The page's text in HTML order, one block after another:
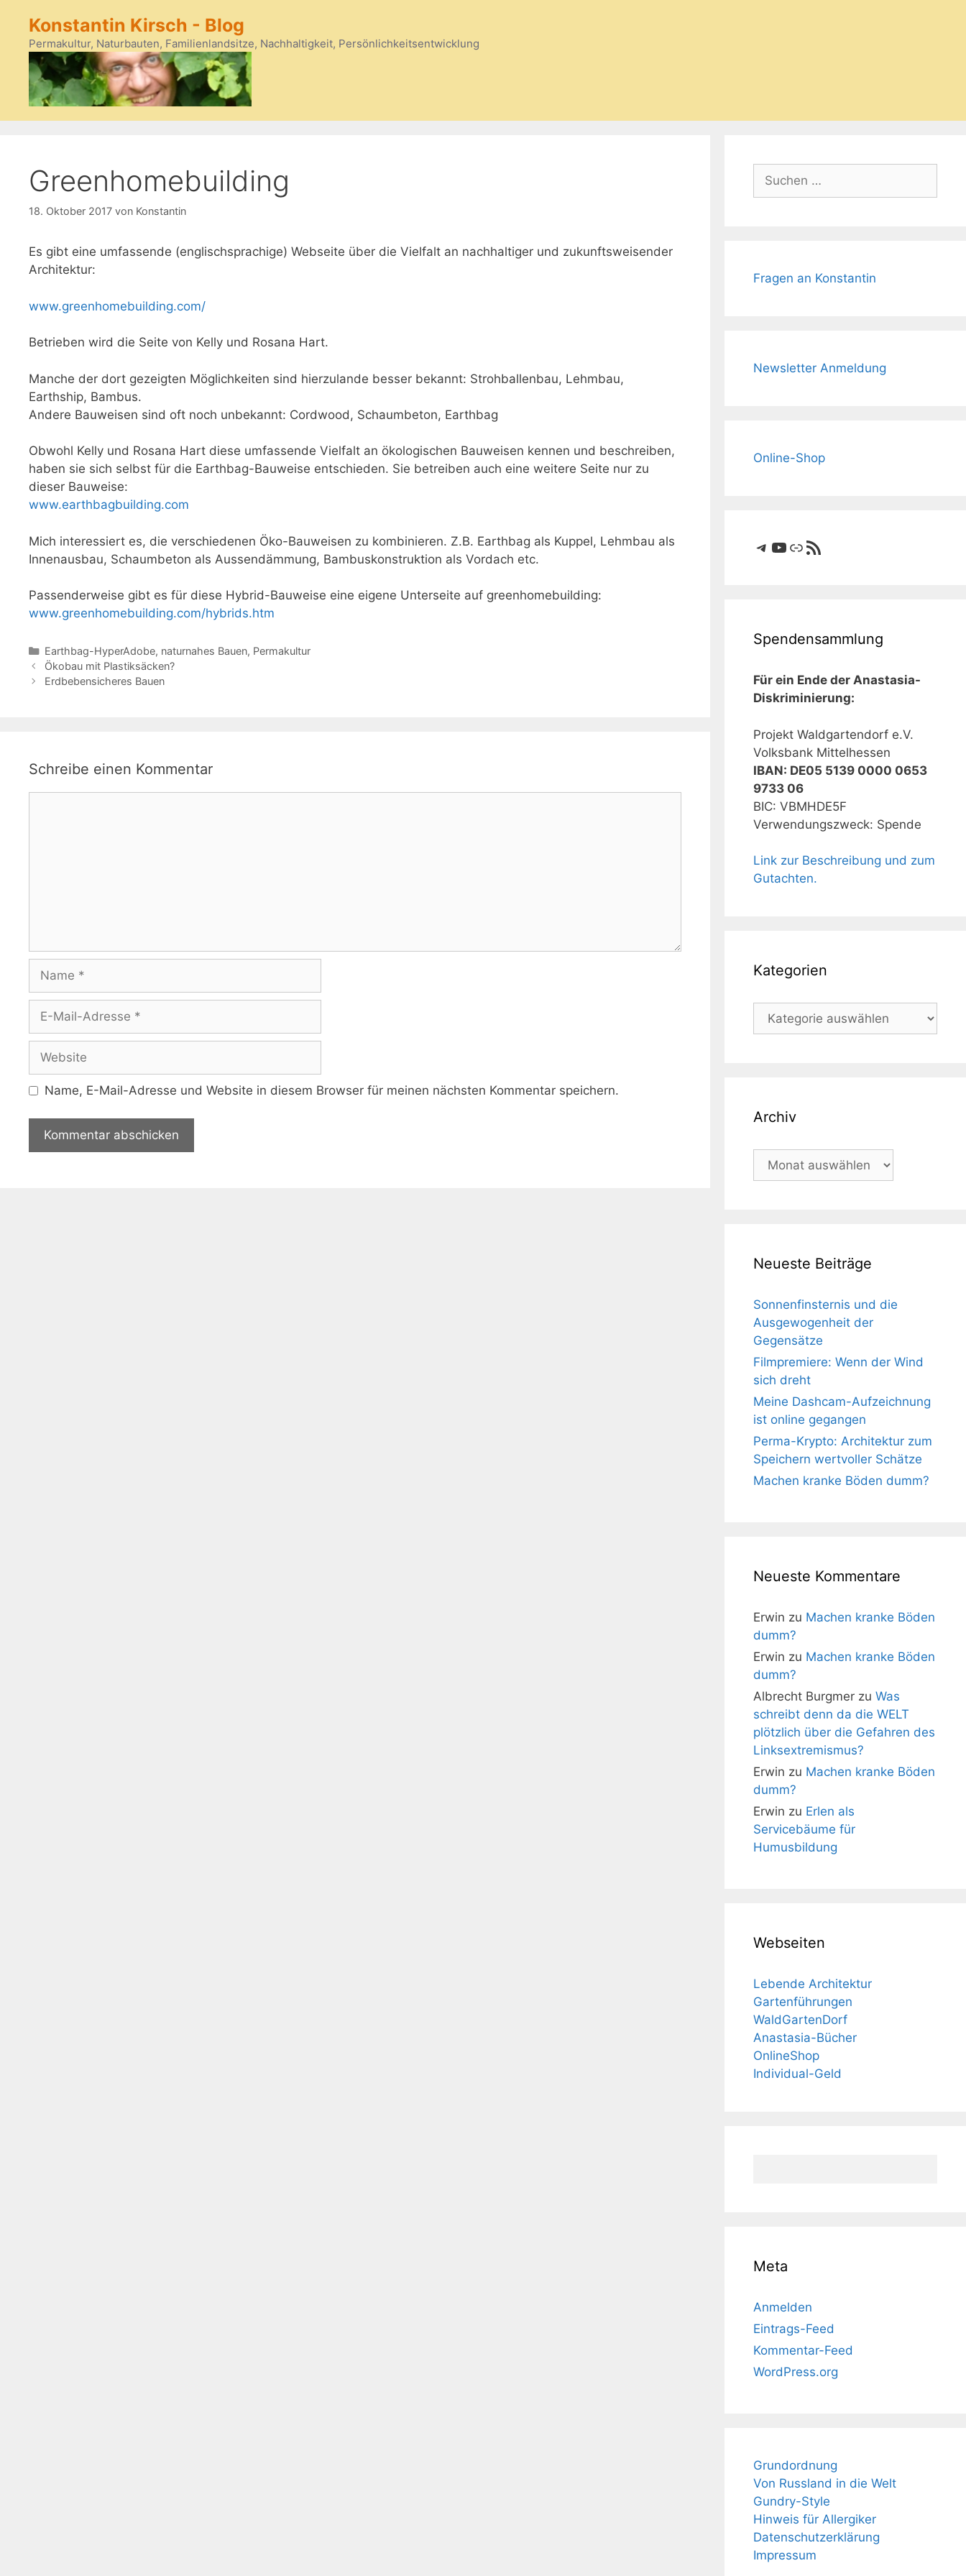
springen
Konstantin Kirsch - Blog
Permakultur, Naturbauten, Familienlandsitze, Nachhaltigkeit, Persönlichkeitsentwicklung
Greenhomebuilding
18. Oktober 2017 von Konstantin
Es gibt eine umfassende (englischsprachige) Webseite über die Vielfalt an nachhaltiger und zukunftsweisender
Architektur:
www.greenhomebuilding.com/
Betrieben wird die Seite von Kelly und Rosana Hart.
Manche der dort gezeigten Möglichkeiten sind hierzulande besser bekannt: Strohballenbau, Lehmbau,
Earthship, Bambus.
Andere Bauweisen sind oft noch unbekannt: Cordwood, Schaumbeton, Earthbag
Obwohl Kelly und Rosana Hart diese umfassende Vielfalt an ökologischen Bauweisen kennen und beschreiben,
haben sie sich selbst für die Earthbag-Bauweise entschieden. Sie betreiben auch eine weitere Seite nur zu
dieser Bauweise:
www.earthbagbuilding.com
Mich interessiert es, die verschiedenen Öko-Bauweisen zu kombinieren. Z.B. Earthbag als Kuppel, Lehmbau als
Innenausbau, Schaumbeton als Aussendämmung, Bambuskonstruktion als Vordach etc.
Passenderweise gibt es für diese Hybrid-Bauweise eine eigene Unterseite auf greenhomebuilding:
www.greenhomebuilding.com/hybrids.htm
Kategorien
Earthbag-HyperAdobe, naturnahes Bauen, Permakultur
Ökobau mit Plastiksäcken?
Erdbebensicheres Bauen
Schreibe einen Kommentar
Name
Adresse
Website
Name, E-Mail-Adresse und Website in diesem Browser für meinen nächsten Kommentar speichern.
Suchen
nach:
Fragen an Konstantin
Newsletter Anmeldung
Online-Shop
Telegram
YouTube
LinkRSS-Feed
Spendensammlung
Für ein Ende der Anastasia-
Diskriminierung:
Projekt Waldgartendorf e.V.
Volksbank Mittelhessen
IBAN: DE05 5139 0000 0653
9733 06
BIC: VBMHDE5F
Verwendungszweck: Spende
Link zur Beschreibung und zum
Gutachten.
Kategorien
Kategorien
Archiv
Archiv
Neueste Beiträge
Sonnenfinsternis und die
Ausgewogenheit der
Gegensätze
Filmpremiere: Wenn der Wind
sich dreht
Meine Dashcam-Aufzeichnung
ist online gegangen
Perma-Krypto: Architektur zum
Speichern wertvoller Schätze
Machen kranke Böden dumm?
Neueste Kommentare
Erwin zu Machen kranke Böden
dumm?
Erwin zu Machen kranke Böden
dumm?
Albrecht Burgmer zu Was
schreibt denn da die WELT
plötzlich über die Gefahren des
Linksextremismus?
Erwin zu Machen kranke Böden
dumm?
Erwin zu Erlen als
Servicebäume für
Humusbildung
Webseiten
Lebende Architektur
Gartenführungen
WaldGartenDorf
Anastasia-Bücher
OnlineShop
Individual-Geld
Meta
Anmelden
Eintrags-Feed
Kommentar-Feed
WordPress.org
Grundordnung
Von Russland in die Welt
Gundry-Style
Hinweis für Allergiker
Datenschutzerklärung
Impressum